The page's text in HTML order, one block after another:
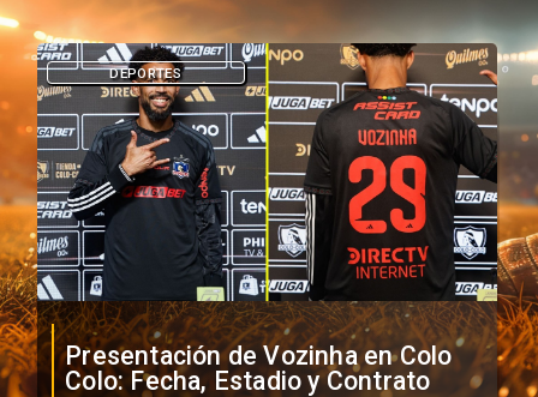
Presentación de Vozinha en Colo
Colo: Fecha, Estadio y Contrato
DEPORTES